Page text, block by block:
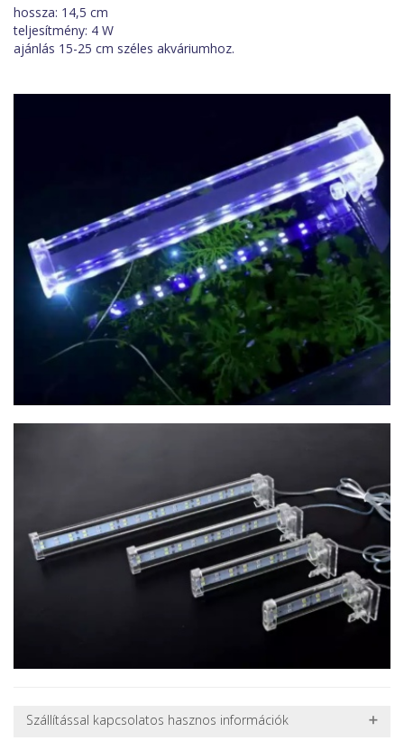
hossza: 14,5 cm
teljesítmény: 4 W
ajánlás 15-25 cm széles akváriumhoz.
Szállítással kapcsolatos hasznos információk